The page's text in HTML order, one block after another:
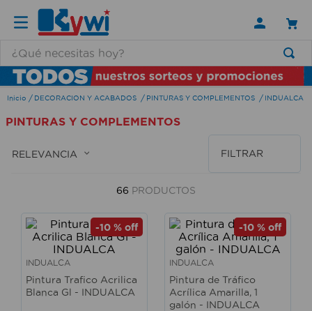
DECORACION Y ACABADOS PINTURAS Y COMPLEMENTOS INDUALCA
PINTURAS Y COMPLEMENTOS
RELEVANCIA FILTRAR
66 PRODUCTOS
-10 % off
INDUALCA
Pintura Trafico Acrilica
Blanca Gl - INDUALCA
-10 % off
INDUALCA
Pintura de Tráfico
Acrílica Amarilla, 1
galón - INDUALCA
TÉRMINOS MÁS BUSCADOS
1.
lamparas
2.
ducha
3.
silla
organizador
aspiradora
taladro